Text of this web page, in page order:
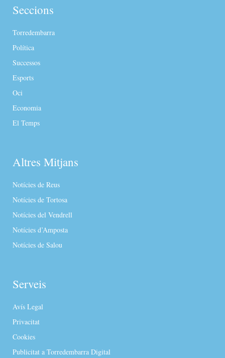
Seccions
Torredembarra
Política
Successos
Esports
Oci
Economia
El Temps
Altres Mitjans
Notícies de Reus
Notícies de Tortosa
Notícies del Vendrell
Notícies d’Amposta
Notícies de Salou
Serveis
Avís Legal
Privacitat
Cookies
Publicitat a Torredembarra Digital